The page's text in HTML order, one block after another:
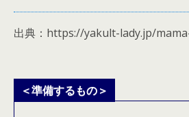
出典：https://yakult-lady.jp/
＜準備するもの＞